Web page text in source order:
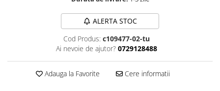
ALERTA STOC
Cod Produs: c109477-02-tu
Ai nevoie de ajutor? 0729128488
Adauga la Favorite Cere informatii